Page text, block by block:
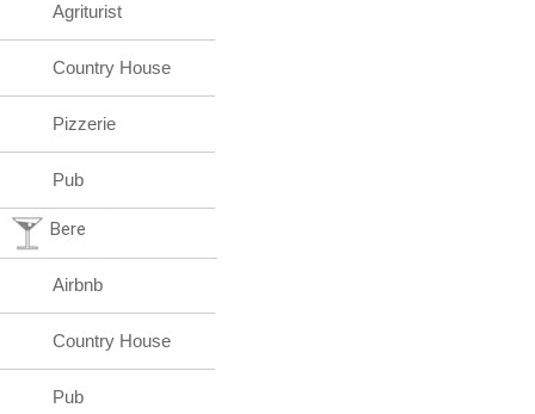
Agriturist
Country House
Pizzerie
Pub
Bere
Airbnb
Country House
Pub